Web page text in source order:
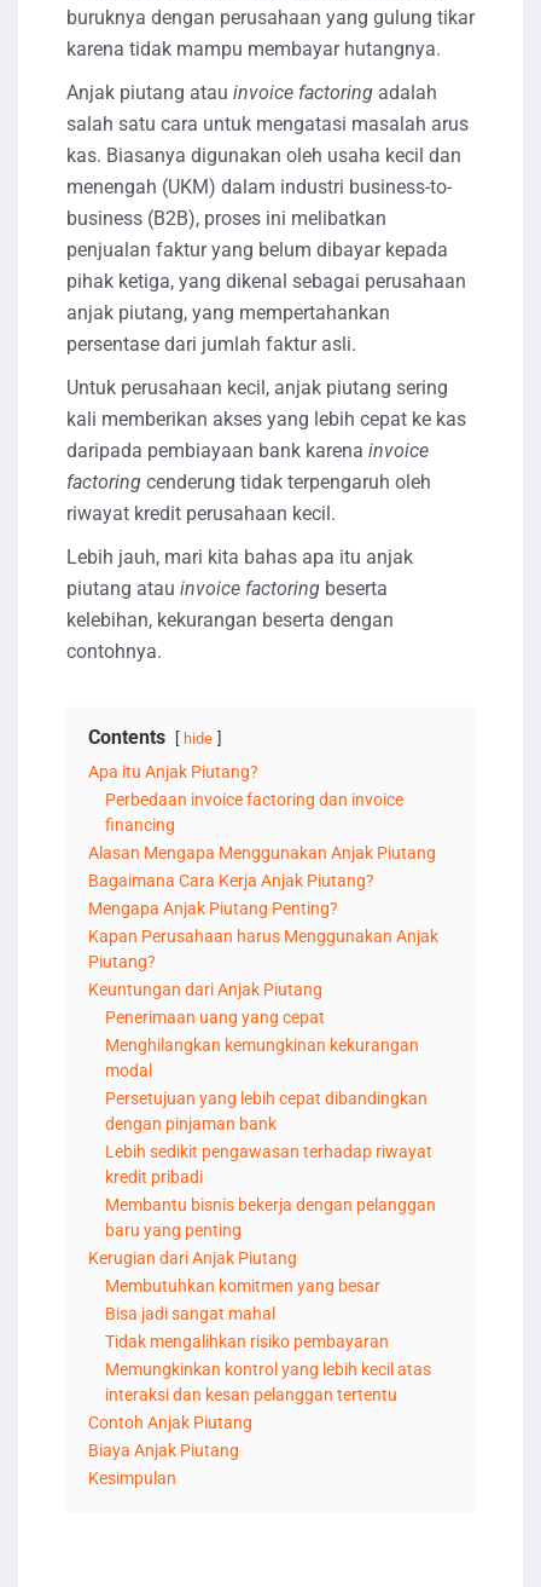
buruknya dengan perusahaan yang gulung tikar
karena tidak mampu membayar hutangnya.
Anjak piutang atau invoice factoring adalah
salah satu cara untuk mengatasi masalah arus
kas. Biasanya digunakan oleh usaha kecil dan
menengah (UKM) dalam industri business-to-
business (B2B), proses ini melibatkan
penjualan faktur yang belum dibayar kepada
pihak ketiga, yang dikenal sebagai perusahaan
anjak piutang, yang mempertahankan
persentase dari jumlah faktur asli.
Untuk perusahaan kecil, anjak piutang sering
kali memberikan akses yang lebih cepat ke kas
daripada pembiayaan bank karena invoice
factoring cenderung tidak terpengaruh oleh
riwayat kredit perusahaan kecil.
Lebih jauh, mari kita bahas apa itu anjak
piutang atau invoice factoring beserta
kelebihan, kekurangan beserta dengan
contohnya.
Contents hide
Apa itu Anjak Piutang?
Perbedaan invoice factoring dan invoice
financing
Alasan Mengapa Menggunakan Anjak Piutang
Bagaimana Cara Kerja Anjak Piutang?
Mengapa Anjak Piutang Penting?
Kapan Perusahaan harus Menggunakan Anjak
Piutang?
Keuntungan dari Anjak Piutang
Penerimaan uang yang cepat
Menghilangkan kemungkinan kekurangan
modal
Persetujuan yang lebih cepat dibandingkan
dengan pinjaman bank
Lebih sedikit pengawasan terhadap riwayat
kredit pribadi
Membantu bisnis bekerja dengan pelanggan
baru yang penting
Kerugian dari Anjak Piutang
Membutuhkan komitmen yang besar
Bisa jadi sangat mahal
Tidak mengalihkan risiko pembayaran
Memungkinkan kontrol yang lebih kecil atas
interaksi dan kesan pelanggan tertentu
Contoh Anjak Piutang
Biaya Anjak Piutang
Kesimpulan